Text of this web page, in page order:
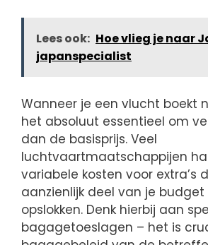
Lees ook: Hoe vlieg je naar
japanspecialist
Wanneer je een vlucht boekt
het absoluut essentieel om
dan de basisprijs. Veel
luchtvaartmaatschappijen
variabele kosten voor extra’s
aanzienlijk deel van je budget
opslokken. Denk hierbij aan
bagagetoeslagen – het is